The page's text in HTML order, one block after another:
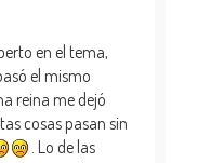
en el tema,
el mismo
reina me dejó
cosas pasan sin
. Lo de las